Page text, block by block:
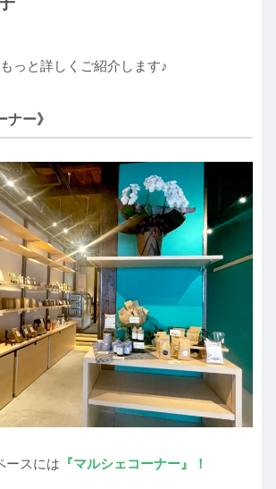
っと詳しくご紹介します♪
ナー》
ースには 『マルシェコーナー』！